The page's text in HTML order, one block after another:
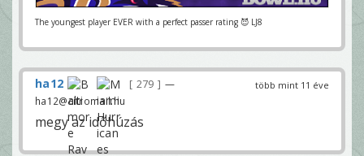
The youngest player EVER with a perfect passer rating 😈 LJ8
több mint 11 éve
ha12 279
—
ha12@citromail.hu
megy az időhúzás